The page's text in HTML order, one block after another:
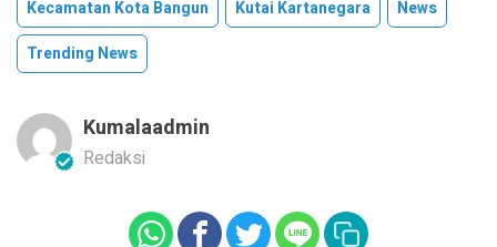
Kecamatan Kota Bangun
Kutai Kartanegara
News
Trending News
Kumalaadmin
Redaksi